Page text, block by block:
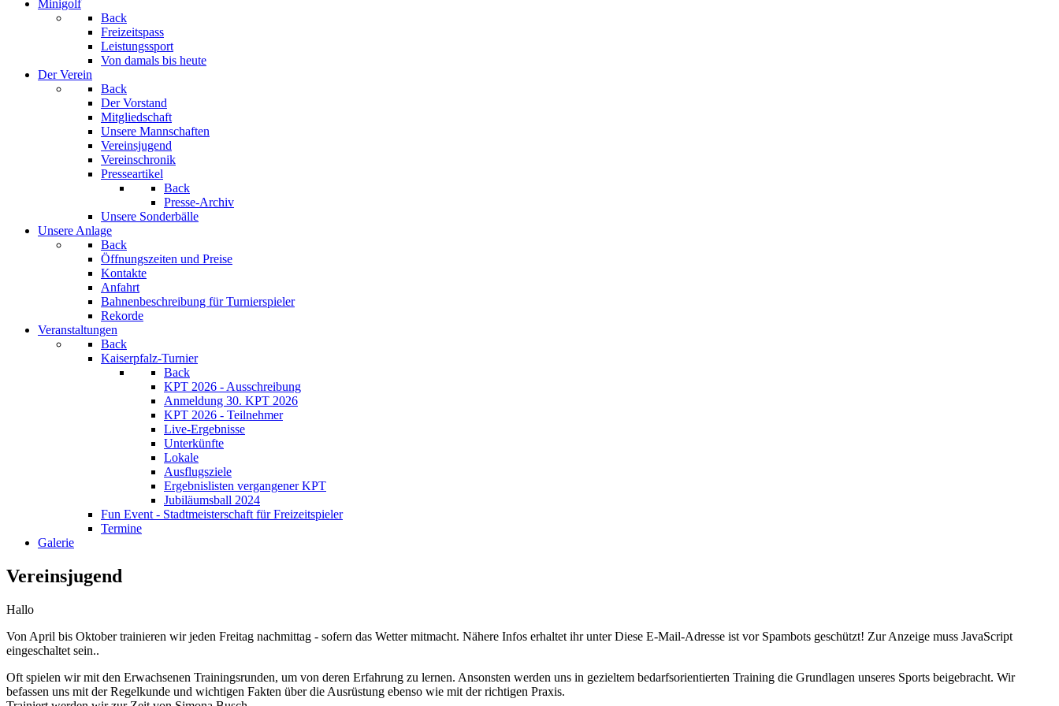
Minigolf
Back
Freizeitspass
Leistungssport
Von damals bis heute
Der Verein
Back
Der Vorstand
Mitgliedschaft
Unsere Mannschaften
Vereinsjugend
Vereinschronik
Presseartikel
Back
Presse-Archiv
Unsere Sonderbälle
Unsere Anlage
Back
Öffnungszeiten und Preise
Kontakte
Anfahrt
Bahnenbeschreibung für Turnierspieler
Rekorde
Veranstaltungen
Back
Kaiserpfalz-Turnier
Back
KPT 2026 - Ausschreibung
Anmeldung 30. KPT 2026
KPT 2026 - Teilnehmer
Live-Ergebnisse
Unterkünfte
Lokale
Ausflugsziele
Ergebnislisten vergangener KPT
Jubiläumsball 2024
Fun Event - Stadtmeisterschaft für Freizeitspieler
Termine
Galerie
Vereinsjugend
Hallo
Von April bis Oktober trainieren wir jeden Freitag nachmittag - sofern das Wetter mitmacht. Nähere Infos erhaltet ihr unterDiese E-Mail-Adresse ist vor Spambots geschützt! Zur Anzeige muss JavaScript
eingeschaltet sein..
Oft spielen wir mit den Erwachsenen Trainingsrunden, um von deren Erfahrung zu lernen. Ansonsten werden uns in gezieltem bedarfsorientierten Training die Grundlagen unseres Sports beigebracht. Wir
befassen uns mit der Regelkunde und wichtigen Fakten über die Ausrüstung ebenso wie mit der richtigen Praxis.